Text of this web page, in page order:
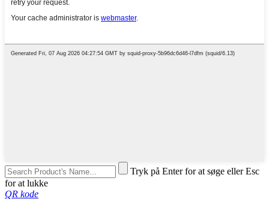
Tryk på Enter for at søge eller Esc
for at lukke
QR kode